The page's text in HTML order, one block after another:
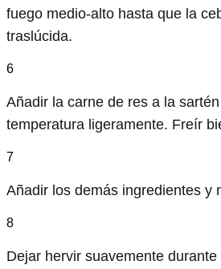
fuego medio-alto hasta que la
traslúcida.
6
Añadir la carne de res a la
temperatura ligeramente. Freír
7
Añadir los demás ingredientes y
8
Dejar hervir suavemente